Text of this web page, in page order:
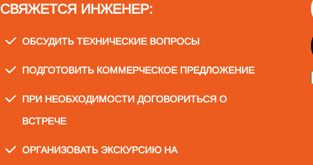
СВЯЖЕТСЯ ИНЖЕНЕР:
ОБСУДИТЬ ТЕХНИЧЕСКИЕ ВОПРОСЫ
ПОДГОТОВИТЬ КОММЕРЧЕСКОЕ ПРЕДЛОЖЕНИЕ
ПРИ НЕОБХОДИМОСТИ ДОГОВОРИТЬСЯ О
ВСТРЕЧЕ
ОРГАНИЗОВАТЬ ЭКСКУРСИЮ НА